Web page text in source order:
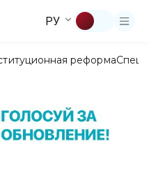
РУ
реформа